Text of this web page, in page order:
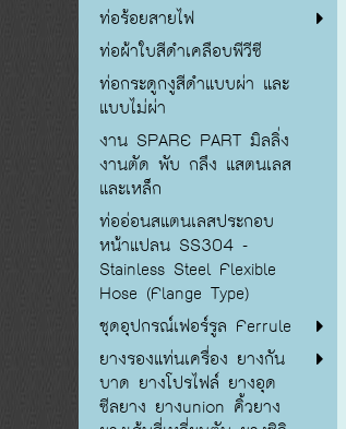
ท่อร้อยสายไฟ
ท่อผ้าใบสีดำเคลือบพีวีซี
ท่อกระดูกงูสีดำแบบผ่า และ
แบบไม่ผ่า
งาน SPARE PART มิลลิ่ง
งานตัด พับ กลึง แสตนเลส
และเหล็ก
ท่ออ่อนสแตนเลสประกอบ
หน้าแปลน SS304 -
Stainless Steel Flexible
Hose (Flange Type)
ชุดอุปกรณ์เฟอร์รูล Ferrule
ยางรองแท่นเครื่อง ยางกัน
บาด ยางโปรไฟล์ ยางอุด
ซีลยาง ยางunion คิ้วยาง